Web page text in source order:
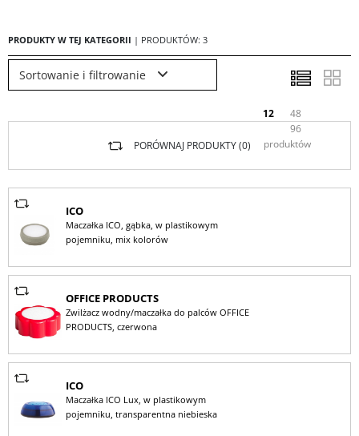
PRODUKTY W TEJ KATEGORII | PRODUKTÓW: 3
Sortowanie i filtrowanie
12
48
96
produktów
PORÓWNAJ PRODUKTY (0)
ICO
Maczałka ICO, gąbka, w plastikowym
pojemniku, mix kolorów
OFFICE PRODUCTS
Zwilżacz wodny/maczałka do palców OFFICE
PRODUCTS, czerwona
ICO
Maczałka ICO Lux, w plastikowym
pojemniku, transparentna niebieska